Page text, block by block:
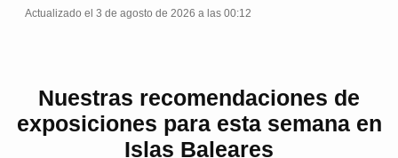
Actualizado el 3 de agosto de 2026 a las 00:12
Nuestras recomendaciones de
exposiciones para esta semana en
Islas Baleares